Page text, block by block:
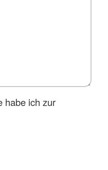
habe ich zur